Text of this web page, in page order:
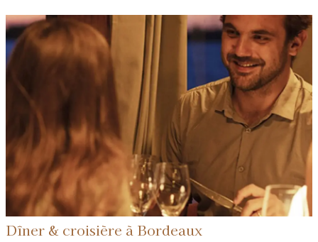
Dîner & croisière à Bordeaux